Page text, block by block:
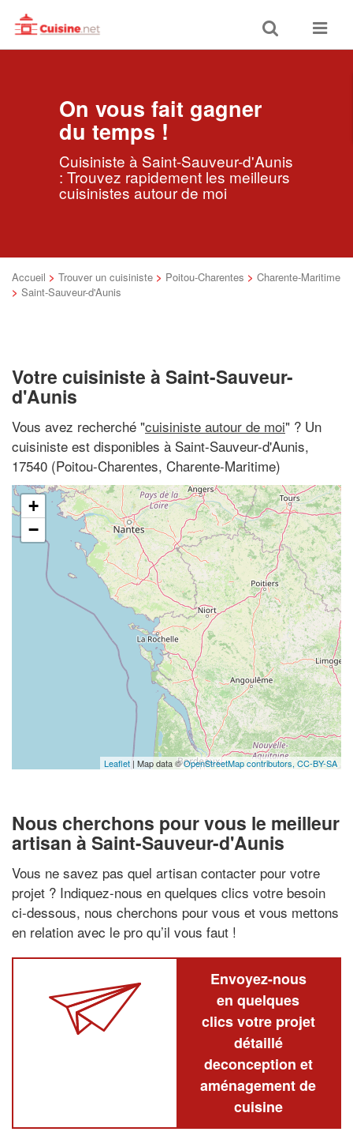
Toggle
search
Toggle
On vous fait gagner
du temps !
Cuisiniste à Saint-Sauveur-d'Aunis
: Trouvez rapidement les meilleurs
cuisinistes autour de moi
Accueil > Trouver un cuisiniste > Poitou-Charentes > Charente-Maritime
> Saint-Sauveur-d'Aunis
Votre cuisiniste à Saint-Sauveur-
d'Aunis
Vous avez recherché "cuisiniste autour de moi" ? Un
cuisiniste est disponibles à Saint-Sauveur-d'Aunis,
17540 (Poitou-Charentes, Charente-Maritime)
+
−
Leaflet | Map data ©OpenStreetMap contributors, CC-BY-SA
Nous cherchons pour vous le meilleur
artisan à Saint-Sauveur-d'Aunis
Vous ne savez pas quel artisan contacter pour votre
projet ? Indiquez-nous en quelques clics votre besoin
ci-dessous, nous cherchons pour vous et vous mettons
en relation avec le pro qu’il vous faut !
Envoyez-nous
en quelques
clics votre projet
détaillé
deconception et
aménagement de
cuisine